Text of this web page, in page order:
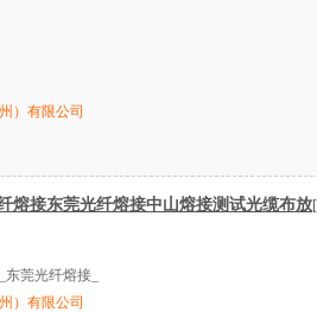
）有限公司
熔接东莞光纤熔接中山熔接测试光缆布放
东莞光纤熔接
）有限公司